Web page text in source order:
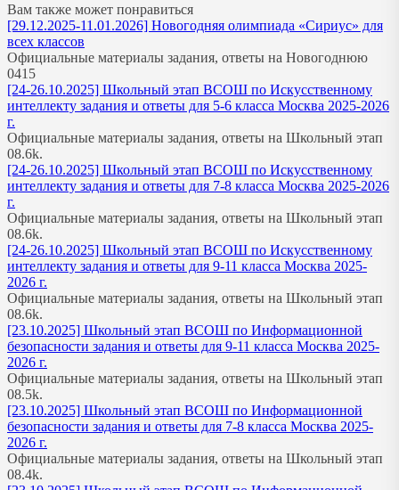
Вам также может понравиться
[29.12.2025-11.01.2026] Новогодняя олимпиада «Сириус» для
всех классов
Официальные материалы задания, ответы на Новогоднюю
0415
[24-26.10.2025] Школьный этап ВСОШ по Искусственному
интеллекту задания и ответы для 5-6 класса Москва 2025-2026
г.
Официальные материалы задания, ответы на Школьный этап
08.6k.
[24-26.10.2025] Школьный этап ВСОШ по Искусственному
интеллекту задания и ответы для 7-8 класса Москва 2025-2026
г.
Официальные материалы задания, ответы на Школьный этап
08.6k.
[24-26.10.2025] Школьный этап ВСОШ по Искусственному
интеллекту задания и ответы для 9-11 класса Москва 2025-
2026 г.
Официальные материалы задания, ответы на Школьный этап
08.6k.
[23.10.2025] Школьный этап ВСОШ по Информационной
безопасности задания и ответы для 9-11 класса Москва 2025-
2026 г.
Официальные материалы задания, ответы на Школьный этап
08.5k.
[23.10.2025] Школьный этап ВСОШ по Информационной
безопасности задания и ответы для 7-8 класса Москва 2025-
2026 г.
Официальные материалы задания, ответы на Школьный этап
08.4k.